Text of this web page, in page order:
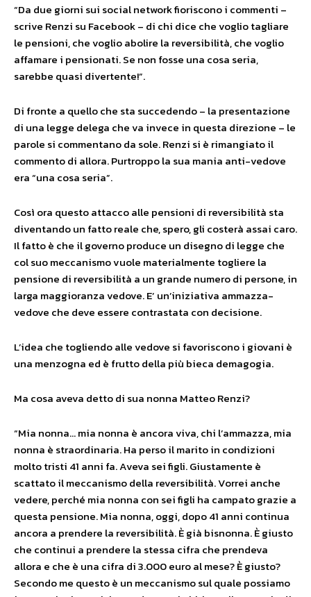
“Da due giorni sui social network fioriscono i commenti –
scrive Renzi su Facebook – di chi dice che voglio tagliare
le pensioni, che voglio abolire la reversibilità, che voglio
affamare i pensionati. Se non fosse una cosa seria,
sarebbe quasi divertente!”.
Di fronte a quello che sta succedendo – la presentazione
di una legge delega che va invece in questa direzione – le
parole si commentano da sole. Renzi si è rimangiato il
commento di allora. Purtroppo la sua mania anti-vedove
era “una cosa seria”.
Così ora questo attacco alle pensioni di reversibilità sta
diventando un fatto reale che, spero, gli costerà assai caro.
Il fatto è che il governo produce un disegno di legge che
col suo meccanismo vuole materialmente togliere la
pensione di reversibilità a un grande numero di persone, in
larga maggioranza vedove. E’ un’iniziativa ammazza-
vedove che deve essere contrastata con decisione.
L’idea che togliendo alle vedove si favoriscono i giovani è
una menzogna ed è frutto della più bieca demagogia.
Ma cosa aveva detto di sua nonna Matteo Renzi?
“Mia nonna… mia nonna è ancora viva, chi l’ammazza, mia
nonna è straordinaria. Ha perso il marito in condizioni
molto tristi 41 anni fa. Aveva sei figli. Giustamente è
scattato il meccanismo della reversibilità. Vorrei anche
vedere, perché mia nonna con sei figli ha campato grazie a
questa pensione. Mia nonna, oggi, dopo 41 anni continua
ancora a prendere la reversibilità. È già bisnonna. È giusto
che continui a prendere la stessa cifra che prendeva
allora e che è una cifra di 3.000 euro al mese? È giusto?
Secondo me questo è un meccanismo sul quale possiamo